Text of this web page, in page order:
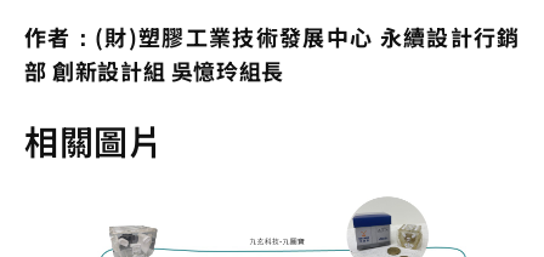
作者：(財)塑膠工業技術發展中心 永續設計行銷
部 創新設計組 吳憶玲組長
相關圖片